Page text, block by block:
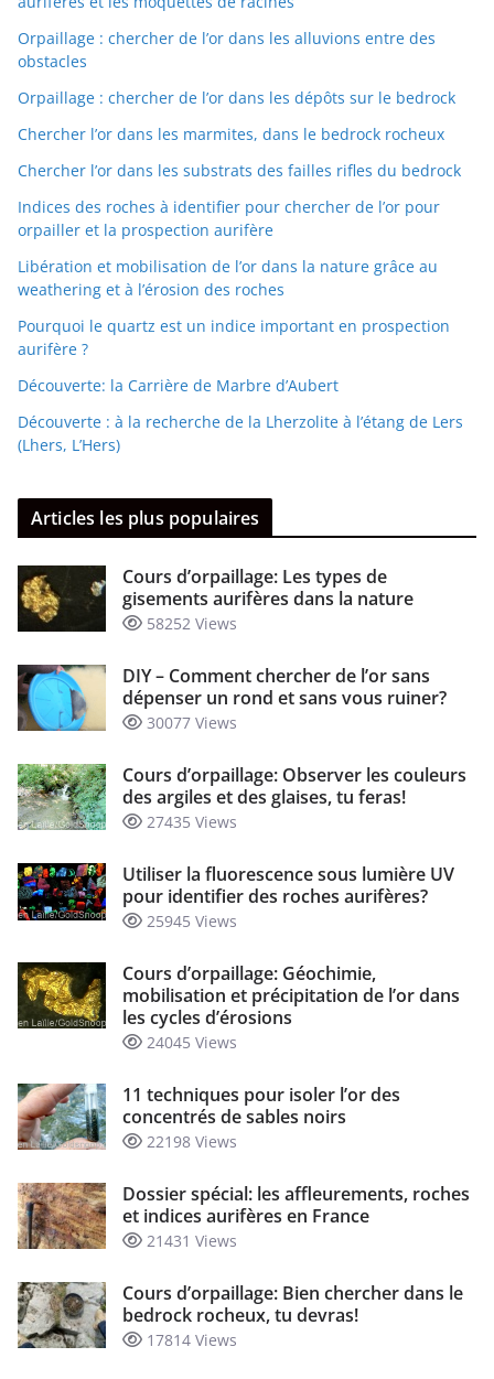
Orpaillage : chercher de l’or dans les alluvions entre des
obstacles
Orpaillage : chercher de l’or dans les dépôts sur le bedrock
Chercher l’or dans les marmites, dans le bedrock rocheux
Chercher l’or dans les substrats des failles rifles du bedrock
Indices des roches à identifier pour chercher de l’or pour
orpailler et la prospection aurifère
Libération et mobilisation de l’or dans la nature grâce au
weathering et à l’érosion des roches
Pourquoi le quartz est un indice important en prospection
aurifère ?
Découverte: la Carrière de Marbre d’Aubert
Découverte : à la recherche de la Lherzolite à l’étang de Lers
(Lhers, L’Hers)
Articles les plus populaires
Cours d’orpaillage: Les types de
gisements aurifères dans la nature
58252 Views
DIY – Comment chercher de l’or sans
dépenser un rond et sans vous ruiner?
30077 Views
Cours d’orpaillage: Observer les couleurs
des argiles et des glaises, tu feras!
27435 Views
Utiliser la fluorescence sous lumière UV
pour identifier des roches aurifères?
25945 Views
Cours d’orpaillage: Géochimie,
mobilisation et précipitation de l’or dans
les cycles d’érosions
24045 Views
11 techniques pour isoler l’or des
concentrés de sables noirs
22198 Views
Dossier spécial: les affleurements, roches
et indices aurifères en France
21431 Views
Cours d’orpaillage: Bien chercher dans le
bedrock rocheux, tu devras!
17814 Views